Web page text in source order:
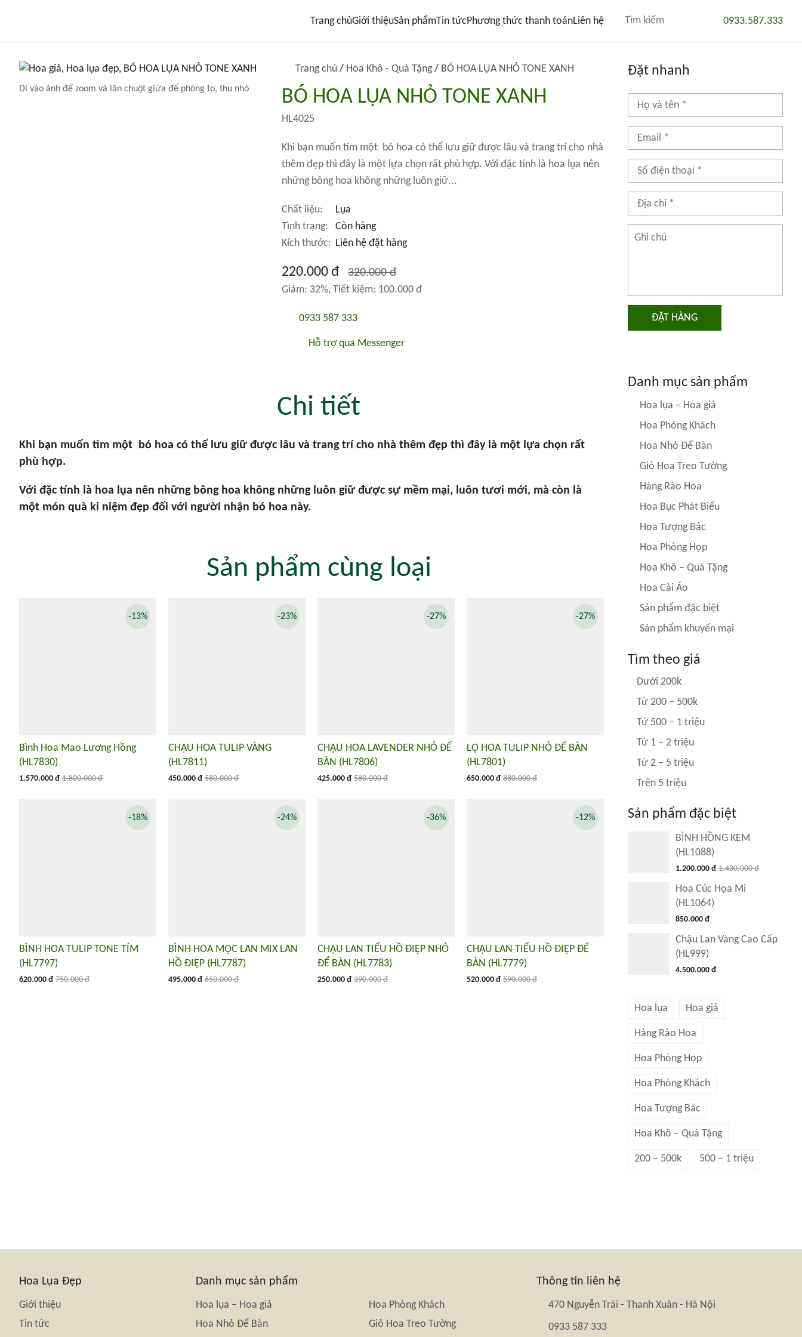
Trang chủGiới thiệuSản phẩmTin tức Phương thức thanh toánLiên hệ 0933.587.333
Di vào ảnh để zoom và lăn chuột giữa để phóng to, thu nhỏ
Trang chủ / Hoa Khô - Quà Tặng / BÓ HOA LỤA NHỎ TONE XANH
BÓ HOA LỤA NHỎ TONE XANH
HL4025
Khi bạn muốn tìm một bó hoa có thể lưu giữ được lâu và trang trí cho nhà
thêm đẹp thì đây là một lựa chọn rất phù hợp. Với đặc tính là hoa lụa nên
những bông hoa không những luôn giữ...
Chất liệu:
Lụa
Tình trạng:
Còn hàng
Kích thước: Liên hệ đặt hàng
220.000 đ 320.000 đ
Giảm: 32%, Tiết kiệm: 100.000 đ
0933 587 333
Hỗ trợ qua Messenger
Đặt nhanh
ĐẶT HÀNG
Chi tiết
Khi bạn muốn tìm một bó hoa có thể lưu giữ được lâu và trang trí cho nhà thêm đẹp thì đây là một lựa chọn rất
phù hợp.
Với đặc tính là hoa lụa nên những bông hoa không những luôn giữ được sự mềm mại, luôn tươi mới, mà còn là
một món quà kỉ niệm đẹp đối với người nhận bó hoa này.
Sản phẩm cùng loại
Bình Hoa Mao Lương Hồng
(HL7830)
1.570.000 đ 1.800.000 đ
-13%
CHẬU HOA TULIP VÀNG
(HL7811)
450.000 đ 580.000 đ
-23%
CHẬU HOA LAVENDER NHỎ ĐỂ
BÀN (HL7806)
425.000 đ 580.000 đ
-27%
LỌ HOA TULIP NHỎ ĐỂ BÀN
(HL7801)
650.000 đ 880.000 đ
-27%
BÌNH HOA TULIP TONE TÍM
(HL7797)
620.000 đ 750.000 đ
-18%
BÌNH HOA MỘC LAN MIX LAN
HỒ ĐIỆP (HL7787)
495.000 đ 650.000 đ
-24%
CHẬU LAN TIỂU HỒ ĐIỆP NHỎ
ĐỂ BÀN (HL7783)
250.000 đ 390.000 đ
-36%
CHẬU LAN TIỂU HỒ ĐIỆP ĐỂ
BÀN (HL7779)
520.000 đ 590.000 đ
-12%
Danh mục sản phẩm
Hoa lụa – Hoa giả
Hoa Phòng Khách
Hoa Nhỏ Để Bàn
Giỏ Hoa Treo Tường
Hàng Rào Hoa
Hoa Bục Phát Biểu
Hoa Tượng Bác
Hoa Phòng Họp
Hoa Khô – Quà Tặng
Hoa Cài Áo
Sản phẩm đặc biệt
Sản phẩm khuyến mại
Tìm theo giá
Dưới 200k
Từ 200 – 500k
Từ 500 – 1 triệu
Từ 1 – 2 triệu
Từ 2 – 5 triệu
Trên 5 triệu
Sản phẩm đặc biệt
BÌNH HỒNG KEM
(HL1088)
1.200.000 đ 1.430.000 đ
Hoa Cúc Họa Mi
(HL1064)
850.000 đ
Chậu Lan Vàng Cao Cấp
(HL999)
4.500.000 đ
Hoa lụa Hoa giả
Hàng Rào Hoa
Hoa Phòng Họp
Hoa Phòng Khách
Hoa Tượng Bác
Hoa Khô – Quà Tặng
200 – 500k 500 – 1 triệu
Hoa Lụa Đẹp
Giới thiệu
Tin tức
Danh mục sản phẩm
Hoa lụa – Hoa giả
Hoa Phòng Khách
Hoa Nhỏ Để Bàn
Giỏ Hoa Treo Tường
Thông tin liên hệ
470 Nguyễn Trãi - Thanh Xuân - Hà Nội
0933 587 333